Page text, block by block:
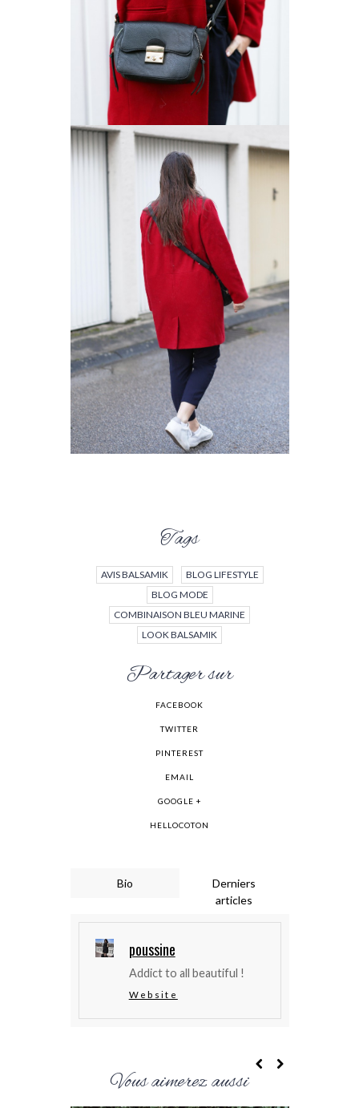
Tags
AVIS BALSAMIK
BLOG LIFESTYLE
BLOG MODE
COMBINAISON BLEU MARINE
LOOK BALSAMIK
Partager sur
FACEBOOK
TWITTER
PINTEREST
EMAIL
GOOGLE +
HELLOCOTON
Bio
Derniers
articles
poussine
Addict to all beautiful !
Website
Vous aimerez aussi